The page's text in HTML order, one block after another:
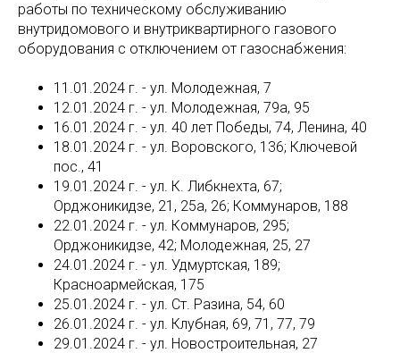
работы по техническому обслуживанию
внутридомового и внутриквартирного газового
оборудования с отключением от газоснабжения:
11.01.2024 г. - ул. Молодежная, 7
12.01.2024 г. - ул. Молодежная, 79а, 95
16.01.2024 г. - ул. 40 лет Победы, 74, Ленина, 40
18.01.2024 г. - ул. Воровского, 136; Ключевой
пос., 41
19.01.2024 г. - ул. К. Либкнехта, 67;
Орджоникидзе, 21, 25а, 26; Коммунаров, 188
22.01.2024 г. - ул. Коммунаров, 295;
Орджоникидзе, 42; Молодежная, 25, 27
24.01.2024 г. - ул. Удмуртская, 189;
Красноармейская, 175
25.01.2024 г. - ул. Ст. Разина, 54, 60
26.01.2024 г. - ул. Клубная, 69, 71, 77, 79
29.01.2024 г. - ул. Новостроительная, 27